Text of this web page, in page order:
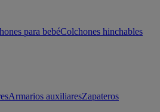
para bebéColchones hinchables
Armarios auxiliaresZapateros